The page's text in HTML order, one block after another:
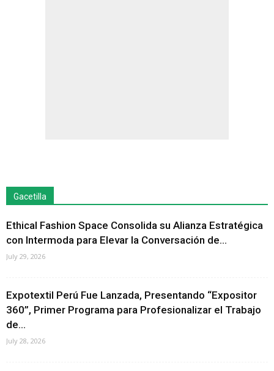
Gacetilla
Ethical Fashion Space Consolida su Alianza Estratégica
con Intermoda para Elevar la Conversación de...
July 29, 2026
Expotextil Perú Fue Lanzada, Presentando “Expositor
360”, Primer Programa para Profesionalizar el Trabajo
de...
July 28, 2026